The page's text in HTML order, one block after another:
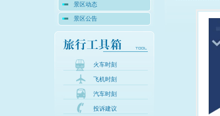
景区动态
景区公告
火车时刻
飞机时刻
汽车时刻
投诉建议